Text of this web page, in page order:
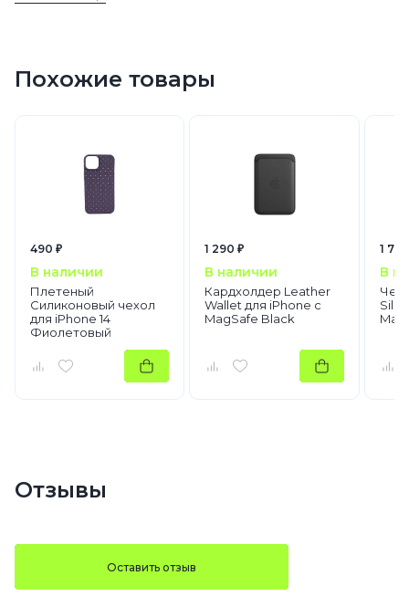
iPhone 16
Похожие товары
490 ₽
В наличии
Плетеный
Силиконовый чехол
для iPhone 14
Фиолетовый
1 290 ₽
В наличии
Кардхолдер Leather
Wallet для iPhone с
MagSafe Black
1
В
Отзывы
Оставить отзыв